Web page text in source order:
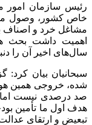
رئیس سازمان امور
خاص کشور، وصول
مشاغل خرد و اصناف
اهمیت داشت بحث
سال‌های اخیر آن را
سبحانیان بیان کرد:
شده، خروجی همین
صد درصدی نیست اما
هدف اول ما تأمین
تبعیض و ارتقای